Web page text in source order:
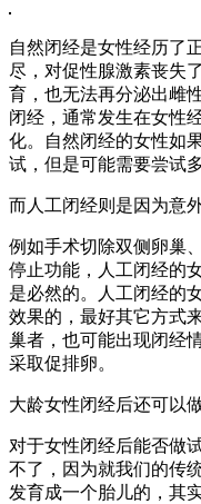
自然闭经是女性经历了
尽，对促性腺激素丧失
育，也无法再分泌出雌
闭经，通常发生在女性
化。自然闭经的女性如
试，但是可能需要尝试
而人工闭经则是因为意
例如手术切除双侧卵巢
停止功能，人工闭经的
是必然的。人工闭经的
效果的，最好其它方式
巢者，也可能出现闭经
采取促排卵。
大龄女性闭经后还可以
对于女性闭经后能否做
不了，因为就我们的传
发育成一个胎儿的，其